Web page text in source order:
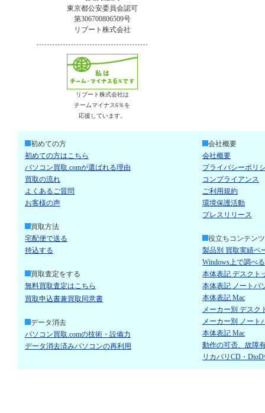
東京都公安委員会認可
第306700806509号
リブート株式会社
リブート株式会社は
チームマイナス6％を
応援しています。
初めての方
初めての方はこちら
パソコン買取.comが選ばれる理由
買取の流れ
よくあるご質問
お客様の声
買取方法
宅配便で送る
持込する
買取査定をする
無料買取査定はこちら
買取申込書兼買取同意書
データ消去
パソコン買取.comの技術・設備力
データ消去済みパソコンの再利用
会社概要
会社概要
プライバシーポリ
コンプライアンス
ご利用規約
環境保護活動
プレスリリース
役立ちコンテンツ
製品別 買取実績ペ
Windows上で調べ
本体表記 デスクト
本体表記 ノートパ
本体表記 Mac
メーカー別 デスク
メーカー別 ノート
本体表記 Mac
動作の可否、故障
リカバリCD・